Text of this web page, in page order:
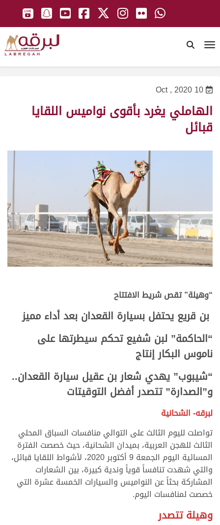
10 Oct , 2020
الهاملي يغرد بأقوى نواميس اللقايا
قبائل
“وهيلة” تقص شريط الافتتاح
بن قريع يحتفل بسيارة القعدان بعد أداء مميز
“الحاكمة” لبن شفيع تحكم سيطرتها على
ناموس البكار إنتاج
“شيبوب” يهدي شعار بن عقيل سيارة القعدان..
و”الصدارة” تتصدر أفضل التوقيتات
لبرقه- الشحانية
تواصلت لليوم الثالث على التوالي منافسات السباق المحلي
الثالث للهجن العربية، بميدان الشحانية، حيث خصصت الفترة
المسائية اليوم الجمعة 9 أكتوبر 2020، لأشواط اللقايا قبائل،
والتي شهدت تنافساً قوياً وندية كبيرة، بين الشعارات
المشاركة بحثاً عن النواميس والسيارات الخمسة عشرة التي
خصصت لمنافسات اليوم.
وهيلة تتصدر